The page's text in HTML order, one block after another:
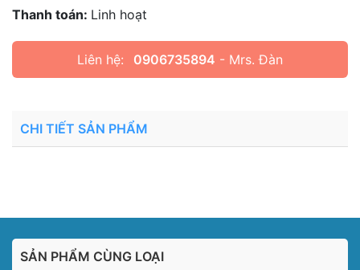
Thanh toán: Linh hoạt
Liên hệ: 0906735894 - Mrs. Đàn
CHI TIẾT SẢN PHẨM
SẢN PHẨM CÙNG LOẠI